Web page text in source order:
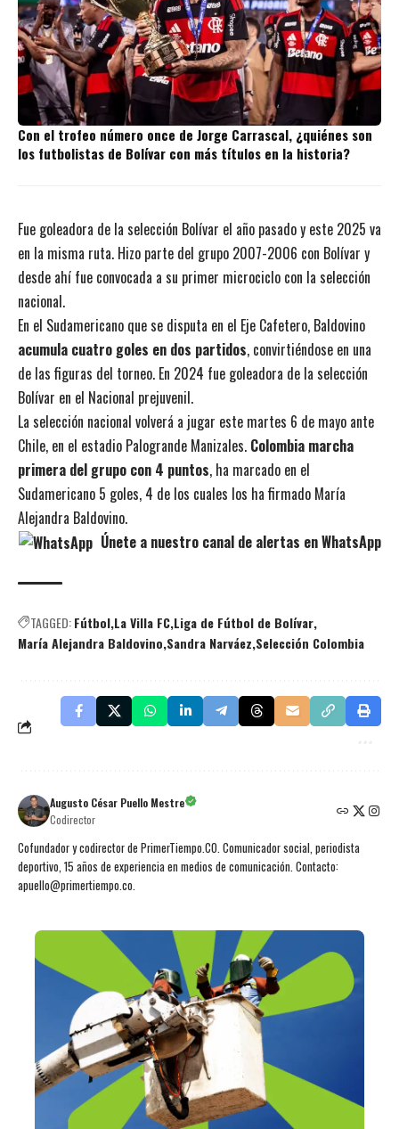
Con el trofeo número once de Jorge Carrascal, ¿quiénes son
los futbolistas de Bolívar con más títulos en la historia?
Fue goleadora de la selección Bolívar el año pasado y este 2025 va
en la misma ruta. Hizo parte del grupo 2007-2006 con Bolívar y
desde ahí fue convocada a su primer microciclo con la selección
nacional.
En el Sudamericano que se disputa en el Eje Cafetero, Baldovino
acumula cuatro goles en dos partidos, convirtiéndose en una
de las figuras del torneo. En 2024 fue goleadora de la selección
Bolívar en el Nacional prejuvenil.
La selección nacional volverá a jugar este martes 6 de mayo ante
Chile, en el estadio Palogrande Manizales. Colombia marcha
primera del grupo con 4 puntos, ha marcado en el
Sudamericano 5 goles, 4 de los cuales los ha firmado María
Alejandra Baldovino.
Únete a nuestro canal de alertas en WhatsApp
TAGGED:Fútbol La Villa FC Liga de Fútbol de Bolívar
María Alejandra Baldovino Sandra Narváez Selección Colombia
Augusto César Puello Mestre
Codirector
Cofundador y codirector de PrimerTiempo.CO. Comunicador social, periodista
deportivo, 15 años de experiencia en medios de comunicación. Contacto:
apuello@primertiempo.co.